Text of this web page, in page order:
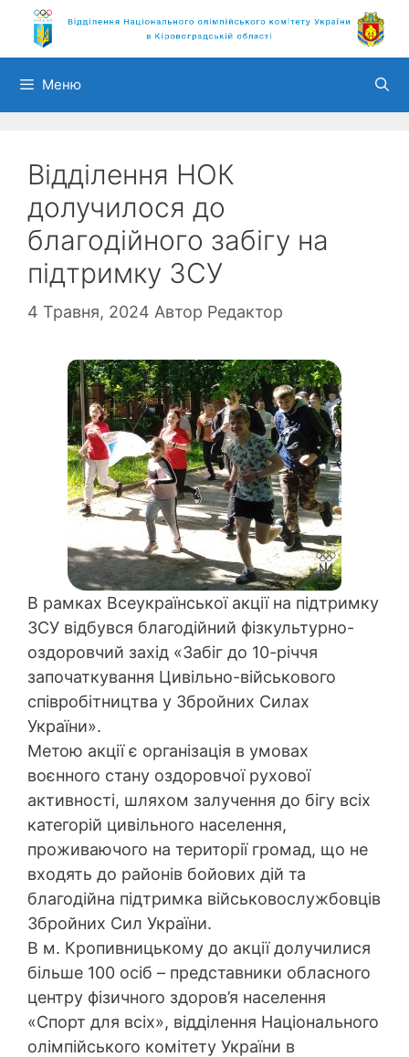
Перейти
вмісту
Меню
Відділення НОК
долучилося до
благодійного забігу на
підтримку ЗСУ
4 Травня, 2024 Автор Редактор
В рамках Всеукраїнської акції на підтримку
ЗСУ відбувся благодійний фізкультурно-
оздоровчий захід «Забіг до 10-річчя
започаткування Цивільно-військового
співробітництва у Збройних Силах
України».
Метою акції є органiзацiя в умовах
воєнного стану оздоровчої рухової
активностi, шляхом залучення до бiгy всiх
категорiй цивiльного населення,
проживаючого на територiї громад, що не
входять до районiв бойових дiй та
благодiйна пiдтримка вiйськовослужбовцiв
Збройних Сил України.
В м. Кропивницькому до акції долучилися
більше 100 осіб – представники обласного
центру фізичного здоров’я населення
«Спорт для всіх», відділення Національного
олімпійського комітету України в